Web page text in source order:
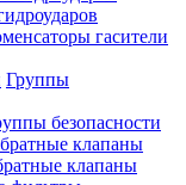
гасители
Группы
безопасности
клапаны
клапаны